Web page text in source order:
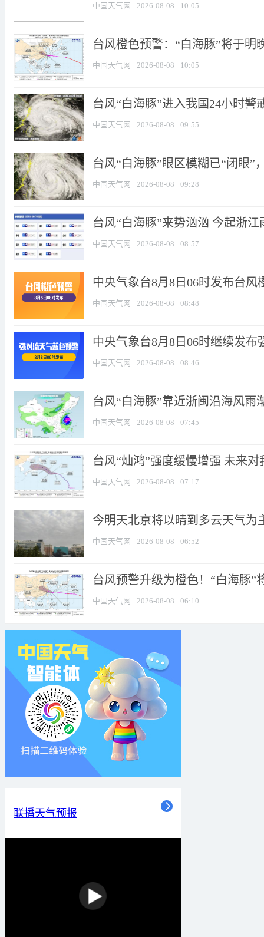
中国天气网 2026-08-08 10:05
台风橙色预警：“白海豚”将于明
中国天气网 2026-08-08 10:05
台风“白海豚”进入我国24小时警
中国天气网 2026-08-08 09:55
台风“白海豚”眼区模糊已“闭眼”
中国天气网 2026-08-08 09:28
台风“白海豚”来势汹汹 今起浙
中国天气网 2026-08-08 08:57
中央气象台8月8日06时发布台风
中国天气网 2026-08-08 08:48
中央气象台8月8日06时继续发布
中国天气网 2026-08-08 08:46
台风“白海豚”靠近浙闽沿海风雨
中国天气网 2026-08-08 07:45
台风“灿鸿”强度缓慢增强 未来对
中国天气网 2026-08-08 07:17
今明天北京将以晴到多云天气
中国天气网 2026-08-08 06:52
台风预警升级为橙色！“白海豚”
中国天气网 2026-08-08 06:10
联播天气预报